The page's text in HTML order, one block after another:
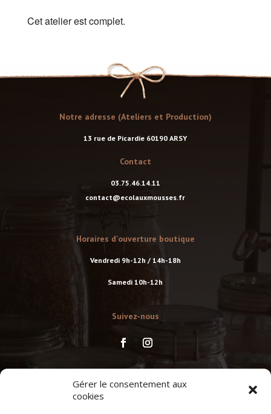
Gérer le consentement aux
cookies
Cet atelier est complet.
Notre adresse (Ateliers et Production)
13 rue de Picardie 60190 ARSY
Contact
03.75.46.14.11
contact@ecolauxmousses.fr
Horaires d'ouverture boutique
Vendredi 9h-12h / 14h-18h
Samedi 10h-12h
Suivez-nous
Suivez-nous